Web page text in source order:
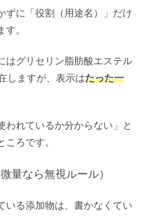
ずに「役割（用途名）」だけ
。
はグリセリン脂肪酸エステル
しますが、表示はたった一
われているか分からない」と
ろです。
量なら無視ルール）
いる添加物は、書かなくてい